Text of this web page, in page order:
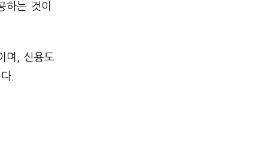
하는 것이
며, 신용도
.